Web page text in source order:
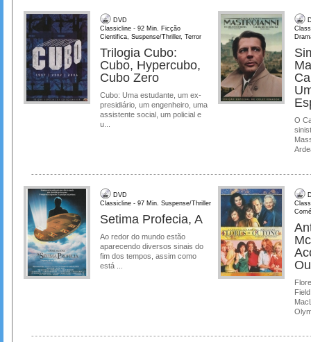
DVD
Classicline - 92 Min. Ficção
Cientifica, Suspense/Thriller, Terror
Trilogia Cubo:
Cubo, Hypercubo,
Cubo Zero
Cubo: Uma estudante, um ex-
presidiário, um engenheiro, uma
assistente social, um policial e
u...
O
DVD
Classicline - 97 Min. Suspense/Thriller
Setima Profecia, A
Ao redor do mundo estão
aparecendo diversos sinais do
fim dos tempos, assim como
está ...